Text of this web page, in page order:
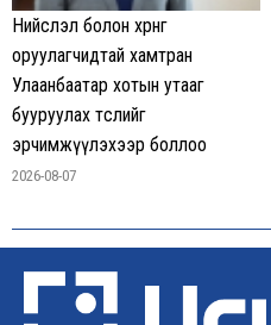
Нийслэл болон хөрөнгө
оруулагчидтай хамтран
Улаанбаатар хотын утааг
бууруулах төслийг
эрчимжүүлэхээр боллоо
2026-08-07